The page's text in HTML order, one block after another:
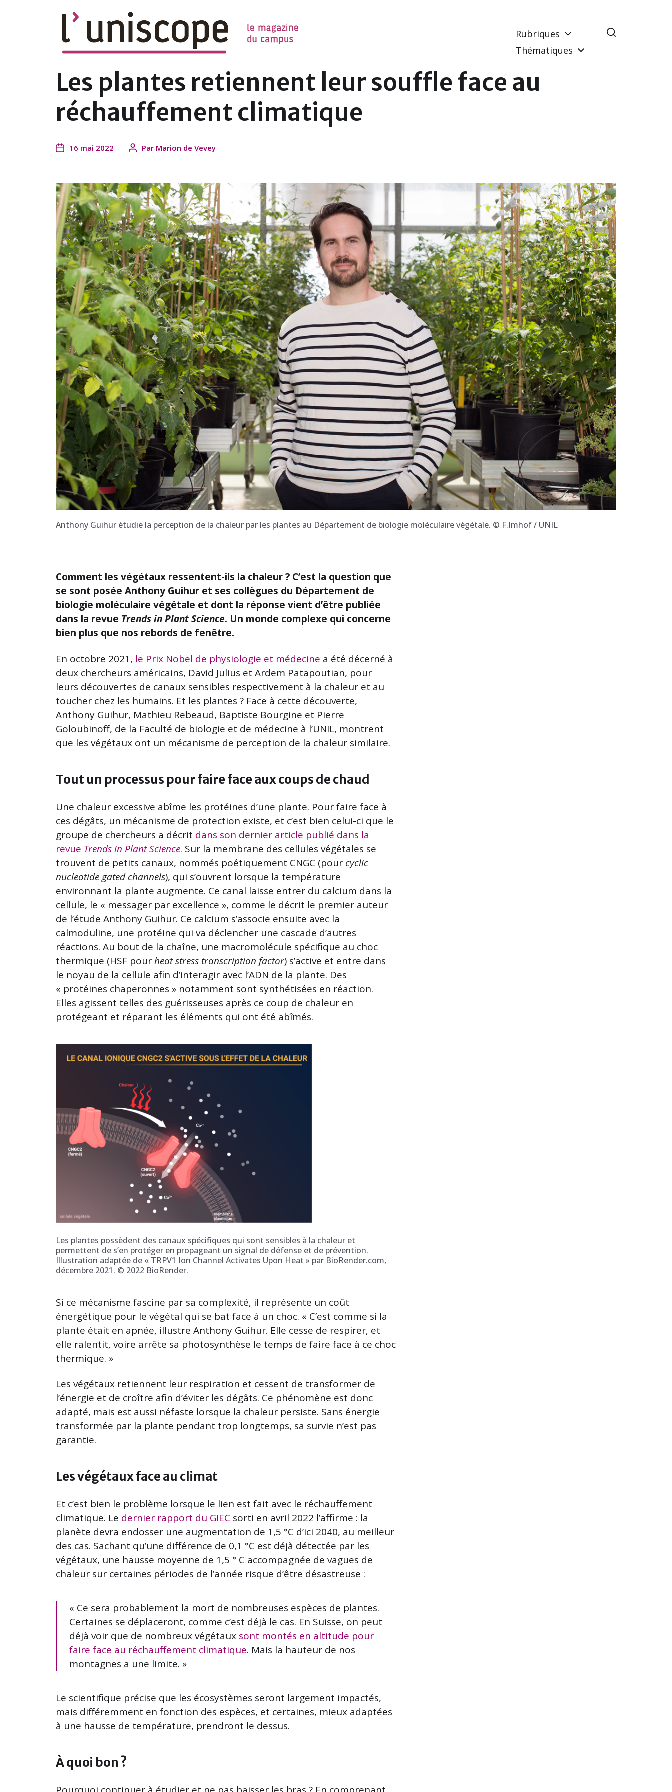
le magazine en ligne du campus de l'UNIL
Rubriques
Thématiques
Les plantes retiennent leur souffle face au
réchauffement climatique
16 mai 2022 Par Marion de Vevey
Anthony Guihur étudie la perception de la chaleur par les plantes au Département de biologie moléculaire végétale. © F.Imhof / UNIL
Comment les végétaux ressentent-ils la chaleur ? C’est la question que
se sont posée Anthony Guihur et ses collègues du Département de
biologie moléculaire végétale et dont la réponse vient d’être publiée
dans la revue Trends in Plant Science. Un monde complexe qui concerne
bien plus que nos rebords de fenêtre.
En octobre 2021, le Prix Nobel de physiologie et médecine a été décerné à
deux chercheurs américains, David Julius et Ardem Patapoutian, pour
leurs découvertes de canaux sensibles respectivement à la chaleur et au
toucher chez les humains. Et les plantes ? Face à cette découverte,
Anthony Guihur, Mathieu Rebeaud, Baptiste Bourgine et Pierre
Goloubinoff, de la Faculté de biologie et de médecine à l’UNIL, montrent
que les végétaux ont un mécanisme de perception de la chaleur similaire.
Tout un processus pour faire face aux coups de chaud
Une chaleur excessive abîme les protéines d’une plante. Pour faire face à
ces dégâts, un mécanisme de protection existe, et c’est bien celui-ci que le
groupe de chercheurs a décrit dans son dernier article publié dans la
revue Trends in Plant Science. Sur la membrane des cellules végétales se
trouvent de petits canaux, nommés poétiquement CNGC (pour cyclic
nucleotide gated channels), qui s’ouvrent lorsque la température
environnant la plante augmente. Ce canal laisse entrer du calcium dans la
cellule, le « messager par excellence », comme le décrit le premier auteur
de l’étude Anthony Guihur. Ce calcium s’associe ensuite avec la
calmoduline, une protéine qui va déclencher une cascade d’autres
réactions. Au bout de la chaîne, une macromolécule spécifique au choc
thermique (HSF pourheat stress transcription factor) s’active et entre dans
le noyau de la cellule afin d’interagir avec l’ADN de la plante. Des
« protéines chaperonnes » notamment sont synthétisées en réaction.
Elles agissent telles des guérisseuses après ce coup de chaleur en
protégeant et réparant les éléments qui ont été abîmés.
Les plantes possèdent des canaux spécifiques qui sont sensibles à la chaleur et
permettent de s’en protéger en propageant un signal de défense et de prévention.
Illustration adaptée de « TRPV1 Ion Channel Activates Upon Heat » par BioRender.com,
décembre 2021. © 2022 BioRender.
Si ce mécanisme fascine par sa complexité, il représente un coût
énergétique pour le végétal qui se bat face à un choc. « C’est comme si la
plante était en apnée, illustre Anthony Guihur. Elle cesse de respirer, et
elle ralentit, voire arrête sa photosynthèse le temps de faire face à ce choc
thermique. »
Les végétaux retiennent leur respiration et cessent de transformer de
l’énergie et de croître afin d’éviter les dégâts. Ce phénomène est donc
adapté, mais est aussi néfaste lorsque la chaleur persiste. Sans énergie
transformée par la plante pendant trop longtemps, sa survie n’est pas
garantie.
Les végétaux face au climat
Et c’est bien le problème lorsque le lien est fait avec le réchauffement
climatique. Le dernier rapport du GIEC sorti en avril 2022 l’affirme : la
planète devra endosser une augmentation de 1,5 °C d’ici 2040, au meilleur
des cas. Sachant qu’une différence de 0,1 °C est déjà détectée par les
végétaux, une hausse moyenne de 1,5 ° C accompagnée de vagues de
chaleur sur certaines périodes de l’année risque d’être désastreuse :
« Ce sera probablement la mort de nombreuses espèces de plantes.
Certaines se déplaceront, comme c’est déjà le cas. En Suisse, on peut
déjà voir que de nombreux végétaux sont montés en altitude pour
faire face au réchauffement climatique. Mais la hauteur de nos
montagnes a une limite. »
Le scientifique précise que les écosystèmes seront largement impactés,
mais différemment en fonction des espèces, et certaines, mieux adaptées
à une hausse de température, prendront le dessus.
À quoi bon ?